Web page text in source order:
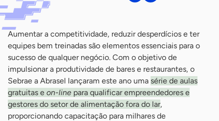
Aumentar a competitividade, reduzir desperdícios e ter
equipes bem treinadas são elementos essenciais para o
sucesso de qualquer negócio. Com o objetivo de
impulsionar a produtividade de bares e restaurantes, o
Sebrae a Abrasel lançaram este ano uma série de aulas
gratuitas e on-line para qualificar empreendedores e
gestores do setor de alimentação fora do lar,
proporcionando capacitação para milhares de